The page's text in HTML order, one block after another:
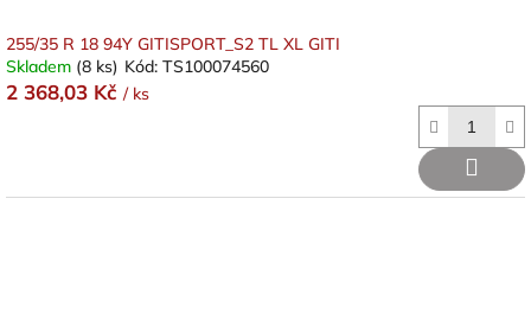
255/35 R 18 94Y GITISPORT_S2 TL XL GITI
Skladem (8 ks) Kód: TS100074560
2 368,03 Kč / ks